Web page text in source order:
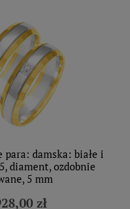
para: damska: białe i
diament, ozdobnie
5 mm
zł